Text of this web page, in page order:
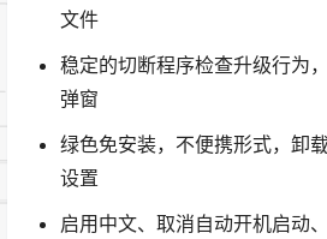
文件
稳定的切断程序检查升级行为
弹窗
绿色免安装，不便携形式，卸
设置
启用中文、取消自动开机启动